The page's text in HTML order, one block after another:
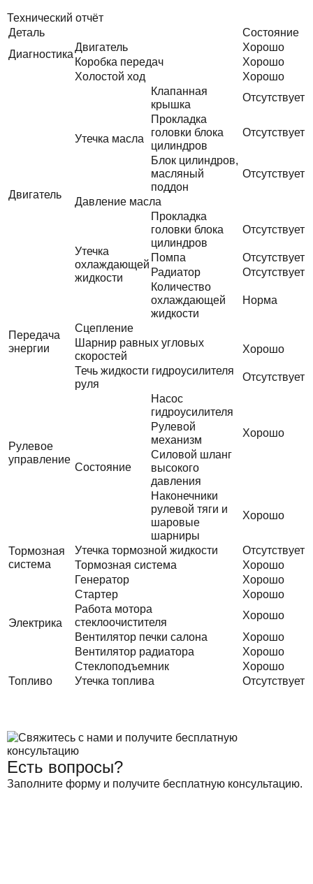
Технический отчёт
Деталь
Состояние
Диагностика
Двигатель
Хорошо
Коробка передач
Хорошо
Двигатель
Холостой ход Хорошо
Утечка масла
Клапанная
крышка
Отсутствует
Прокладка
головки блока
цилиндров
Отсутствует
Блок цилиндров,
масляный
поддон
Отсутствует
Давление масла
Утечка
охлаждающей
жидкости
Прокладка
головки блока
цилиндров
Отсутствует
Помпа
Отсутствует
Радиатор
Отсутствует
Количество
охлаждающей
жидкости
Норма
Передача
энергии
Сцепление
Шарнир равных угловых
скоростей
Хорошо
Рулевое
управление
Течь жидкости гидроусилителя
руля
Отсутствует
Состояние
Насос
гидроусилителя
Рулевой
механизм
Хорошо
Силовой шланг
высокого
давления
Наконечники
рулевой тяги и
шаровые
шарниры
Хорошо
Тормозная
система
Утечка тормозной жидкости
Отсутствует
Тормозная система
Хорошо
Электрика
Генератор
Хорошо
Стартер
Хорошо
Работа мотора
стеклоочистителя
Хорошо
Вентилятор печки салона
Хорошо
Вентилятор радиатора
Хорошо
Стеклоподъемник
Хорошо
Топливо
Утечка топлива Отсутствует
Есть вопросы?
Заполните форму и получите бесплатную консультацию.